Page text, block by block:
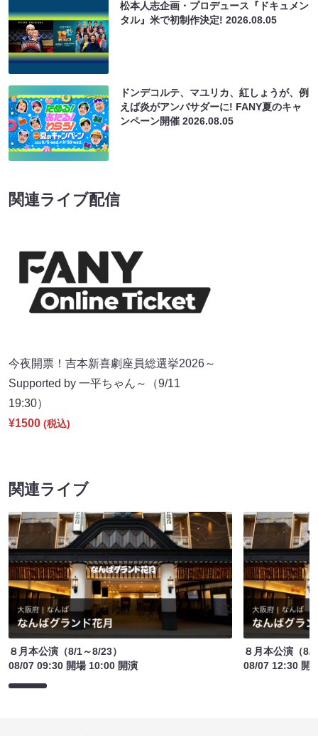
松本人志企画・プロデュース『ドキュメン
タル』米で初制作決定!2026.08.05
ドンデコルテ、マユリカ、紅しょうが、例
えば炎がアンバサダーに! FANY夏のキャ
ンペーン開催2026.08.05
関連ライブ配信
今夜開票！吉本新喜劇座員総選挙2026～
Supported by 一平ちゃん～（9/11
19:30）
¥1500 (税込)
関連ライブ
８月本公演（8/1～8/23）
08/07 09:30 開場 10:00 開演
８月本公演（8/
08/07 12:30 開